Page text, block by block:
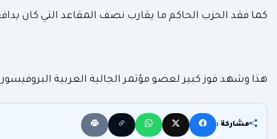
كما فقد الحزب الحاكم ما يقارب نصف المقاعد التي كان
هذا وشهد فوز كبير لعضو مؤتمر الجالية العربية
مشاركة :